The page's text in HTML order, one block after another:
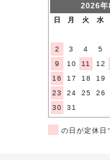
2026年
日 月 火 水
2
3 4 5
9
10 11 12
16
17 18 19
23
24 25 26
30
31
の日が定休